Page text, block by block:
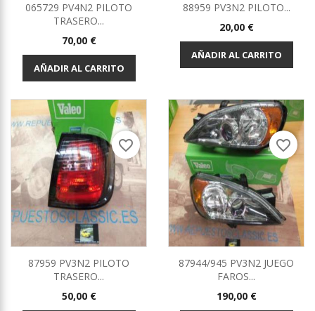
065729 PV4N2 PILOTO
TRASERO...
Precio
70,00 €
AÑADIR AL CARRITO
88959 PV3N2 PILOTO...
Precio
20,00 €
AÑADIR AL CARRITO
87959 PV3N2 PILOTO
TRASERO...
Precio
50,00 €
favorite_border
87944/945 PV3N2 JUEGO
FAROS...
Precio
190,00 €
favorite_border